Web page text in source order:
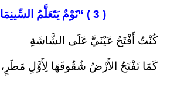
( 3 ) “ نَوْمٌ يَتَعَلَّمُ السِّينِمَا
كُنْتُ أَفْتَحُ عَيْنَيَّ عَلَى الشَّاشَةِ
كَمَا تَفْتَحُ الأَرْضُ شُقُوقَهَا لِأَوَّلِ مَطَرٍ،